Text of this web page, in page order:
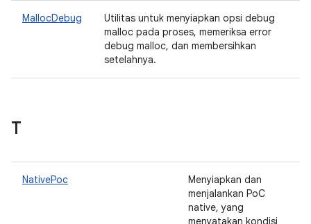
MallocDebug
Utilitas untuk menyiapkan opsi debug
malloc pada proses, memeriksa error
debug malloc, dan membersihkan
setelahnya.
T
NativePoc
Menyiapkan dan
menjalankan PoC
native, yang
menyatakan kondisi